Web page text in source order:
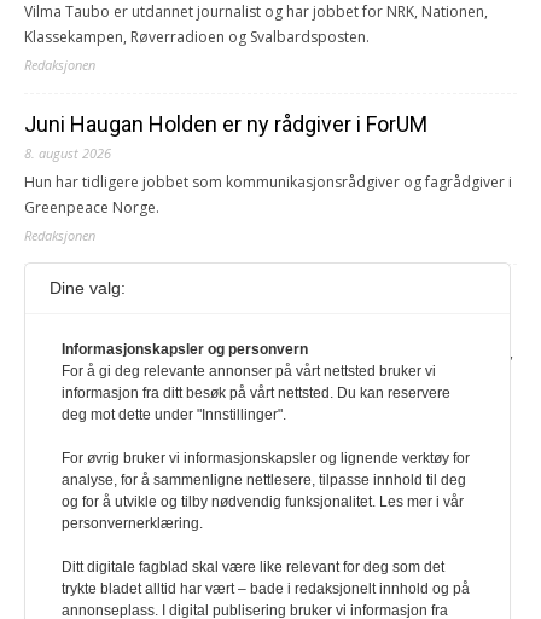
Vilma Taubo er utdannet journalist og har jobbet for NRK, Nationen,
Klassekampen, Røverradioen og Svalbardsposten.
Redaksjonen
Juni Haugan Holden er ny rådgiver i ForUM
8. august 2026
Hun har tidligere jobbet som kommunikasjonsrådgiver og fagrådgiver i
Greenpeace Norge.
Redaksjonen
Journalist fra Vietnam idømt 7 års fengsel
Kommunistpartiet i Vietnam har total kontroll over alle offisielle medier,
aviser, TV- og radiokanaler. For å lese denne må du ha abonnement
Logg inn her Ny abonnent? Velg Årsabonnement, Månedsabonnement
og bedrifter.
Redaksjonen
Dine valg:
Informasjonskapsler og personvern
For å gi deg relevante annonser på vårt nettsted bruker vi
informasjon fra ditt besøk på vårt nettsted. Du kan reservere
deg mot dette under "Innstillinger".
For øvrig bruker vi informasjonskapsler og lignende verktøy for
analyse, for å sammenligne nettlesere, tilpasse innhold til deg
og for å utvikle og tilby nødvendig funksjonalitet. Les mer i vår
personvernerklæring.
Ditt digitale fagblad skal være like relevant for deg som det
trykte bladet alltid har vært – bade i redaksjonelt innhold og på
annonseplass. I digital publisering bruker vi informasjon fra